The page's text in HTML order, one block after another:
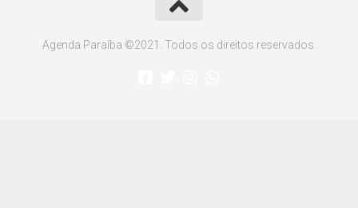
Agenda Paraíba ©2021. Todos os direitos reservados.